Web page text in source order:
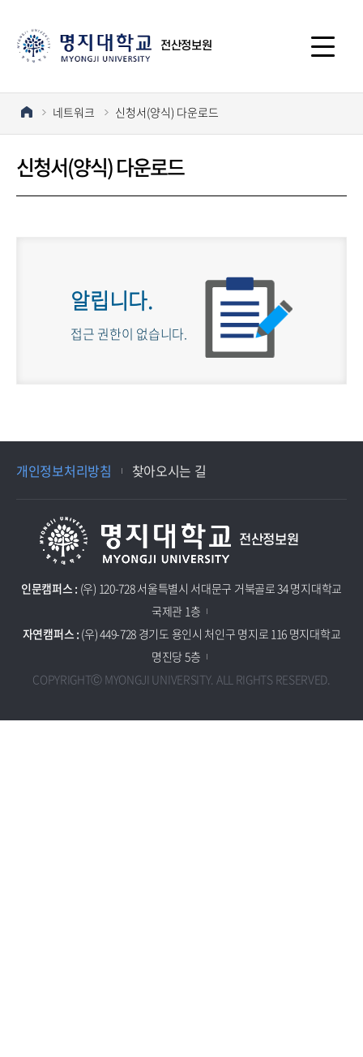
전산정보원
네트워크 신청서(양식) 다운로드
신청서(양식) 다운로드
알립니다.
접근 권한이 없습니다.
개인정보처리방침 찾아오시는 길
전산정보원
인문캠퍼스 : (우) 120-728 서울특별시 서대문구 거북골로 34 명지대학교
국제관 1층
자연캠퍼스 : (우) 449-728 경기도 용인시 처인구 명지로 116 명지대학교
명진당 5층
COPYRIGHTⒸ MYONGJI UNIVERSITY. ALL RIGHTS RESERVED.